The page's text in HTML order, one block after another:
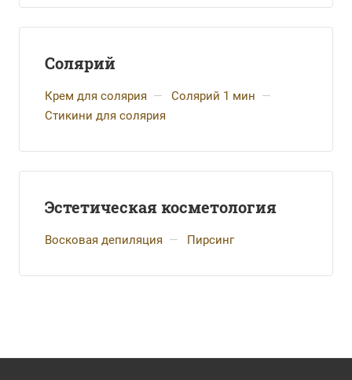
Солярий
Крем для солярия — Солярий 1 мин —
Стикини для солярия
Эстетическая косметология
Восковая депиляция — Пирсинг